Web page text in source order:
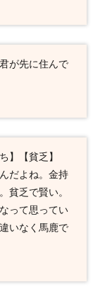
が先に住んで
】【貧乏】
だよね。金持
貧乏で賢い。
って思ってい
いなく馬鹿で